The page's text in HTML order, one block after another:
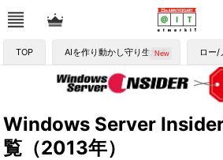
TOP AIを作り動かし守り生かす ロー/
Windows Server
覧（2013年）